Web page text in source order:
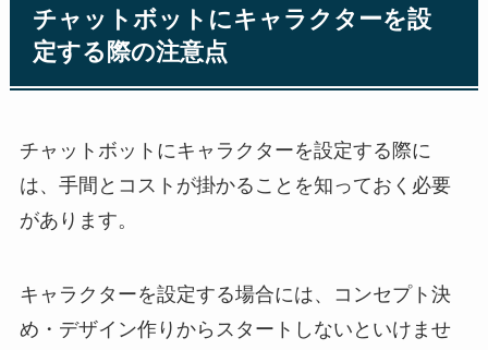
チャットボットにキャラクターを設
定する際の注意点
チャットボットにキャラクターを設定する際に
は、手間とコストが掛かることを知っておく必要
があります。
キャラクターを設定する場合には、コンセプト決
め・デザイン作りからスタートしないといけませ